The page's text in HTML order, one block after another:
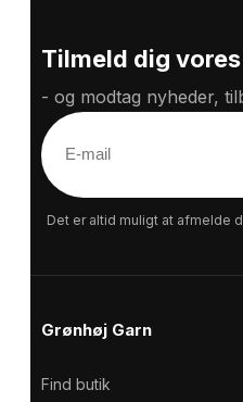
Tilmeld dig
- og modtag nyheder,
E
m
a
Det er altid muligt at afmelde
Grønhøj Garn
Find butik